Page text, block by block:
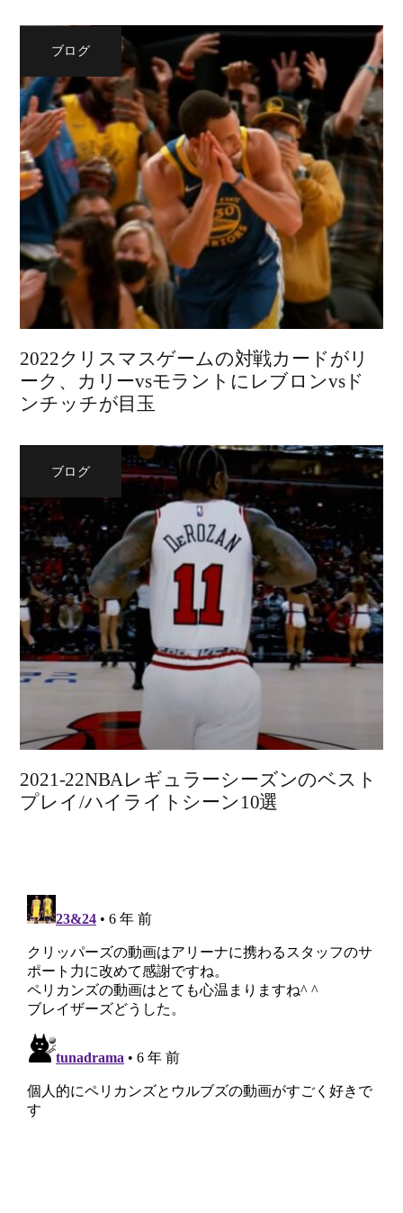
ブログ
2022クリスマスゲームの対戦カードがリ
ーク、カリーvsモラントにレブロンvsド
ンチッチが目玉
ブログ
2021-22NBAレギュラーシーズンのベスト
プレイ/ハイライトシーン10選